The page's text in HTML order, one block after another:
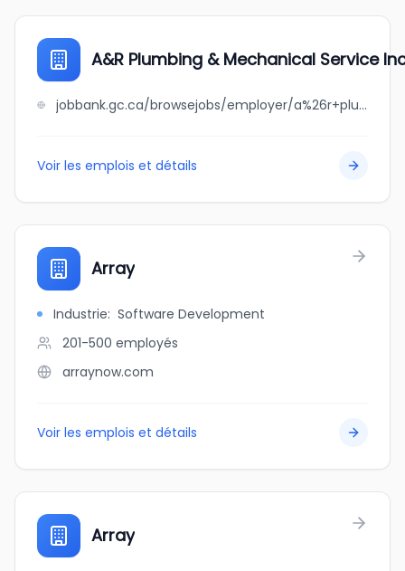
A&R Plumbing & Mechanical Service
jobbank.gc.ca/browsejobs/employer/a%26r+plumbing+%26+mechanical++service+inc./ca
Voir les emplois et détails
Array
Industrie: Software Development
201-500 employés
arraynow.com
Voir les emplois et détails
Array